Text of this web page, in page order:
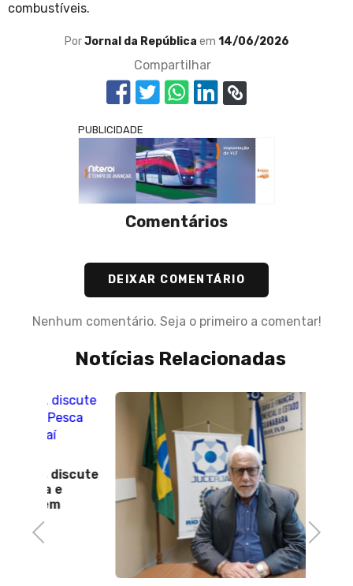
combustíveis.
PorJornal da República em 14/06/2026
Compartilhar
PUBLICIDADE
Comentários
DEIXAR COMENTÁRIO
Nenhum comentário. Seja o primeiro a comentar!
Notícias Relacionadas
Previous Next